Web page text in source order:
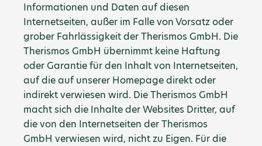
Informationen und Daten auf diesen
Internetseiten, außer im Falle von Vorsatz oder
grober Fahrlässigkeit der Therismos GmbH. Die
Therismos GmbH übernimmt keine Haftung
oder Garantie für den Inhalt von Internetseiten,
auf die auf unserer Homepage direkt oder
indirekt verwiesen wird. Die Therismos GmbH
macht sich die Inhalte der Websites Dritter, auf
die von den Internetseiten der Therismos
GmbH verwiesen wird, nicht zu Eigen. Für die